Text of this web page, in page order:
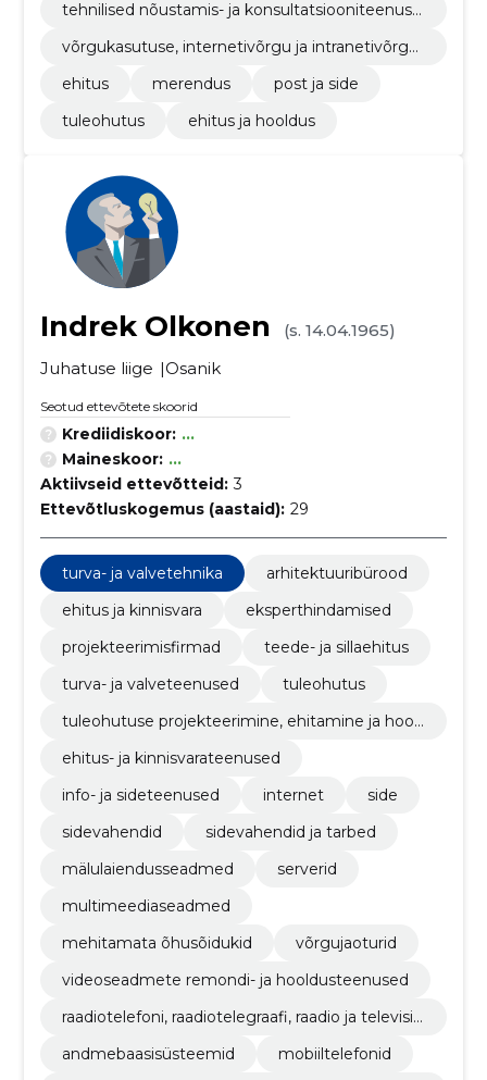
tehnilised nõustamis- ja konsultatsiooniteenuse
võrgukasutuse, internetivõrgu ja intranetivõrgu
ehitus
merendus
post ja side
tuleohutus
ehitus ja hooldus
Indrek Olkonen
(s. 14.04.1965)
Juhatuse liige
Osanik
Seotud ettevõtete skoorid
Krediidiskoor: ...
Maineskoor: ...
Aktiivseid ettevõtteid: 3
Ettevõtluskogemus (aastaid): 29
turva- ja valvetehnika
arhitektuuribürood
ehitus ja kinnisvara
eksperthindamised
projekteerimisfirmad
teede- ja sillaehitus
turva- ja valveteenused
tuleohutus
tuleohutuse projekteerimine, ehitamine ja hool
ehitus- ja kinnisvarateenused
info- ja sideteenused
internet
side
sidevahendid
sidevahendid ja tarbed
mälulaiendusseadmed
serverid
multimeediaseadmed
mehitamata õhusõidukid
võrgujaoturid
videoseadmete remondi- ja hooldusteenused
raadiotelefoni, raadiotelegraafi, raadio ja televisio
andmebaasisüsteemid
mobiiltelefonid